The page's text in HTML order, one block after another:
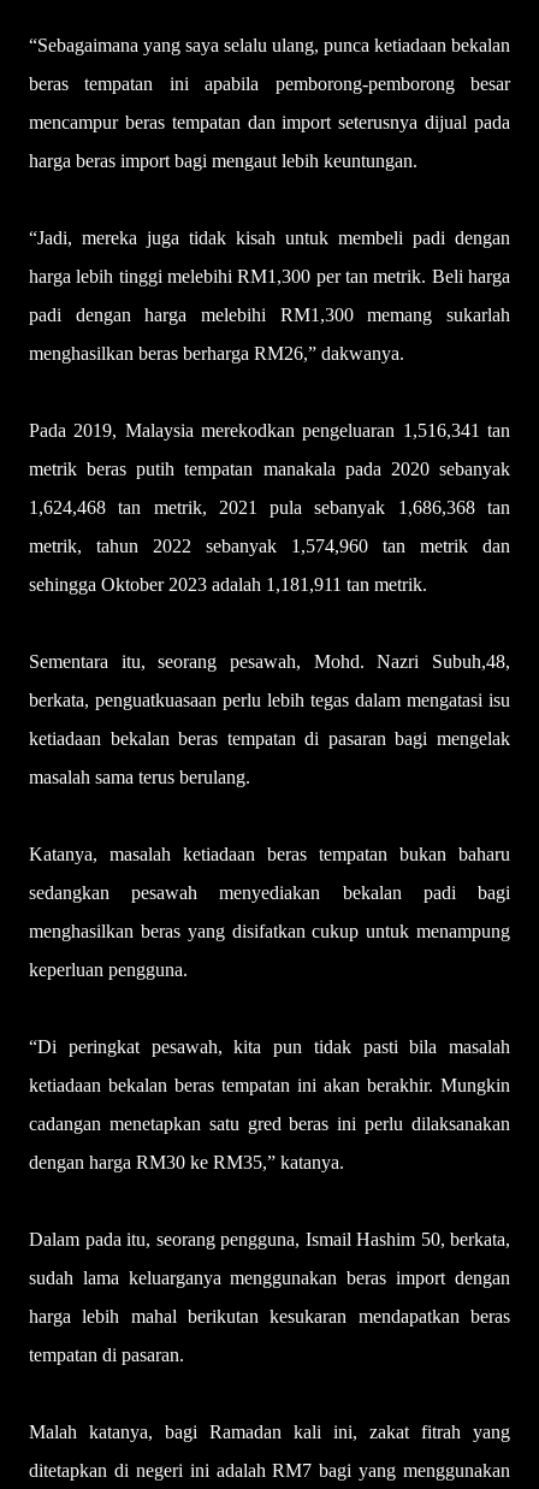
“Sebagaimana yang saya selalu ulang, punca ketiadaan bekalan
beras tempatan ini apabila pemborong-pemborong besar
mencampur beras tempatan dan import seterusnya dijual pada
harga beras import bagi mengaut lebih keuntungan.
“Jadi, mereka juga tidak kisah untuk membeli padi dengan
harga lebih tinggi melebihi RM1,300 per tan metrik. Beli harga
padi dengan harga melebihi RM1,300 memang sukarlah
menghasilkan beras berharga RM26,” dakwanya.
Pada 2019, Malaysia merekodkan pengeluaran 1,516,341 tan
metrik beras putih tempatan manakala pada 2020 sebanyak
1,624,468 tan metrik, 2021 pula sebanyak 1,686,368 tan
metrik, tahun 2022 sebanyak 1,574,960 tan metrik dan
sehingga Oktober 2023 adalah 1,181,911 tan metrik.
Sementara itu, seorang pesawah, Mohd. Nazri Subuh,48,
berkata, penguatkuasaan perlu lebih tegas dalam mengatasi isu
ketiadaan bekalan beras tempatan di pasaran bagi mengelak
masalah sama terus berulang.
Katanya, masalah ketiadaan beras tempatan bukan baharu
sedangkan pesawah menyediakan bekalan padi bagi
menghasilkan beras yang disifatkan cukup untuk menampung
keperluan pengguna.
“Di peringkat pesawah, kita pun tidak pasti bila masalah
ketiadaan bekalan beras tempatan ini akan berakhir. Mungkin
cadangan menetapkan satu gred beras ini perlu dilaksanakan
dengan harga RM30 ke RM35,” katanya.
Dalam pada itu, seorang pengguna, Ismail Hashim 50, berkata,
sudah lama keluarganya menggunakan beras import dengan
harga lebih mahal berikutan kesukaran mendapatkan beras
tempatan di pasaran.
Malah katanya, bagi Ramadan kali ini, zakat fitrah yang
ditetapkan di negeri ini adalah RM7 bagi yang menggunakan